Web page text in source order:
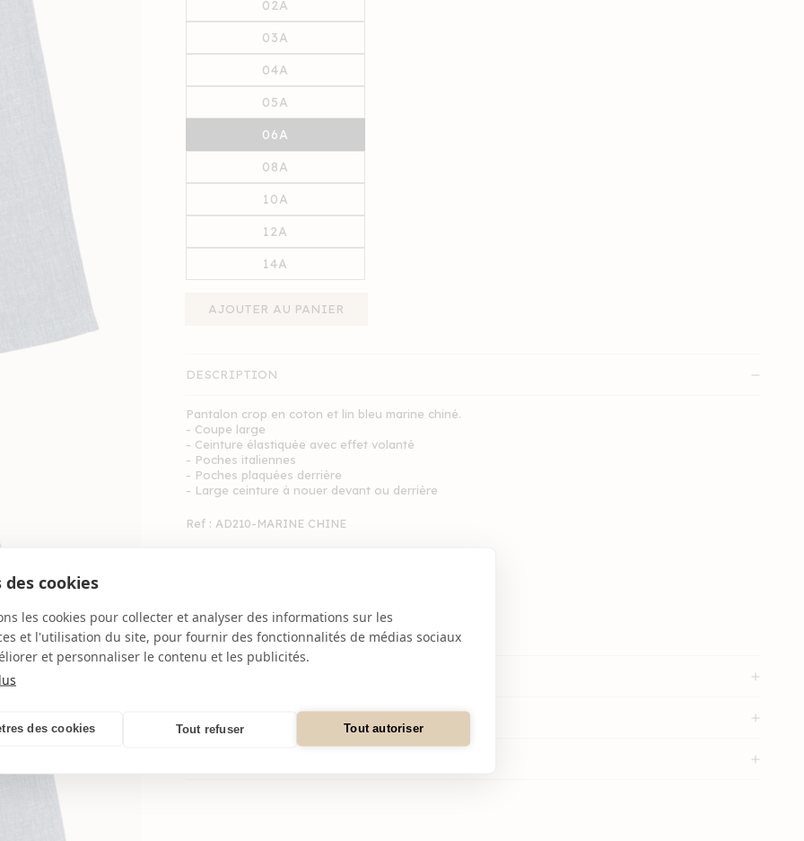
02A
03A
04A
05A
06A
08A
10A
12A
14A
AJOUTER AU PANIER
DESCRIPTION
Pantalon crop en coton et lin bleu marine chiné.
- Coupe large
- Ceinture élastiquée avec effet volanté
- Poches italiennes
- Poches plaquées derrière
- Large ceinture à nouer devant ou derrière
Ref : AD210-MARINE CHINE
MADE IN
TURQUIE
MATIERE
LIVRAISON ET RETOURS
des cookies
les cookies pour collecter et analyser des informations sur les
et l'utilisation du site, pour fournir des fonctionnalités de médias sociaux
et personnaliser le contenu et les publicités.
des cookies Tout refuser Tout autoriser